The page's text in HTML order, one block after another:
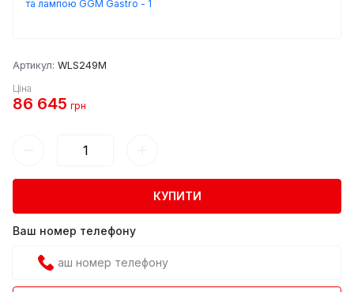
Артикул: WLS249M
Ціна
86 645 грн
КУПИТИ
Ваш номер телефону